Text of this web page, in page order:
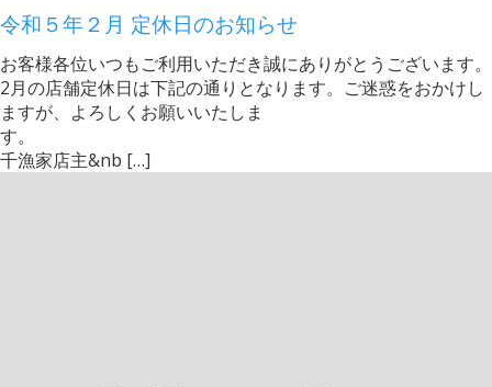
令和５年２月 定休日のお知らせ
お客様各位いつもご利用いただき誠にありがとうございます。
2月の店舗定休日は下記の通りとなります。ご迷惑をおかけし
ますが、よろしくお願いいたしま
す
千漁家店主&nb […]